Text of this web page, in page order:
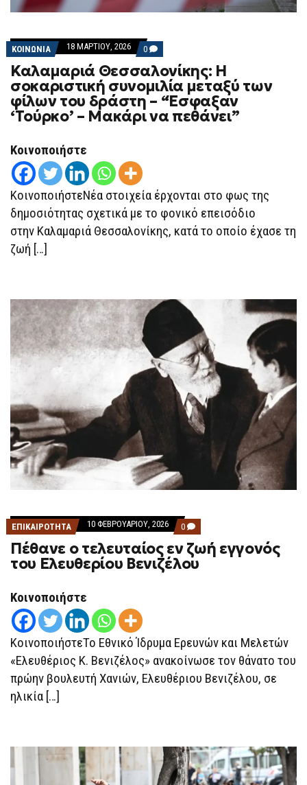
ΚΟΙΝΩΝΙΑ 18 ΜΑΡΤΊΟΥ, 2026 0 COMMENTS
ON
ΚΑΛΑΜΑΡΙΆ
ΘΕΣΣΑΛΟΝΊΚΗΣ:
Η
ΣΟΚΑΡΙΣΤΙΚΉ
ΜΕΤΑΞΎ
‘ΤΟΎΡΚΟ’
–
ΜΑΚΆΡΙ
ΝΑ
ΠΕΘΆΝΕΙ”
Καλαμαριά Θεσσαλονίκης: Η
σοκαριστική συνομιλία μεταξύ των
φίλων του δράστη – “Έσφαξαν
‘Τούρκο’ – Μακάρι να πεθάνει”
Κοινοποιήστε
ΚοινοποιήστεΝέα στοιχεία έρχονται στο φως της
δημοσιότητας σχετικά με το φονικό επεισόδιο
στην Καλαμαριά Θεσσαλονίκης, κατά το οποίο έχασε τη
ζωή […]
ΕΠΙΚΑΙΡΟΤΗΤΑ 10 ΦΕΒΡΟΥΑΡΊΟΥ, 2026 0 COMMENTS
ON
ΠΈΘΑΝΕ
Ο
ΤΕΛΕΥΤΑΊΟΣ
Πέθανε ο τελευταίος εν ζωή εγγονός
του Ελευθερίου Βενιζέλου
Κοινοποιήστε
ΚοινοποιήστεΤο Εθνικό Ίδρυμα Ερευνών και Μελετών
«Ελευθέριος Κ. Βενιζέλος» ανακοίνωσε τον θάνατο του
πρώην βουλευτή Χανιών, Ελευθέριου Βενιζέλου, σε
ηλικία […]